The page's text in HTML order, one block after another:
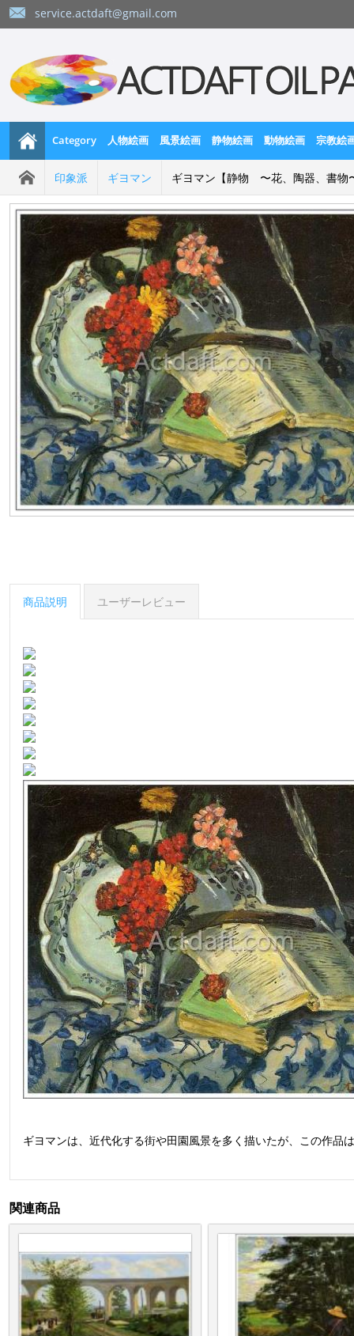
service.actdaft@gmail.com
Category 人物絵画 風景絵画 静物絵画 動物絵画 宗教絵
印象派 ギヨマン ギヨマン【静物 〜花、陶器、書物
商品説明 ユーザーレビュー
ギヨマンは、近代化する街や田園風景を多く描いたが、この作
関連商品